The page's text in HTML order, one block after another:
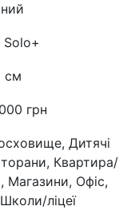
см
грн
Дитячі
Квартира/
Магазини, Офіс,
ліцеї